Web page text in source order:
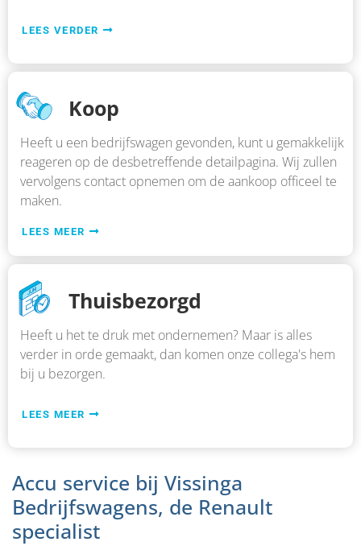
LEES VERDER
Koop
Heeft u een bedrijfswagen gevonden, kunt u gemakkelijk
reageren op de desbetreffende detailpagina. Wij zullen
vervolgens contact opnemen om de aankoop officeel te
maken.
LEES MEER
Thuisbezorgd
Heeft u het te druk met ondernemen? Maar is alles
verder in orde gemaakt, dan komen onze collega's hem
bij u bezorgen.
LEES MEER
Accu service bij Vissinga
Bedrijfswagens, de Renault
specialist